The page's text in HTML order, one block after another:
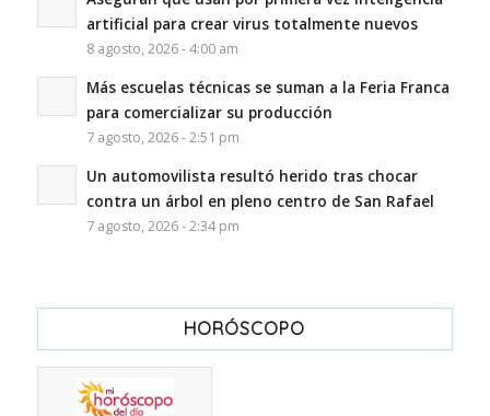
artificial para crear virus totalmente nuevos
8 agosto, 2026 - 4:00 am
Más escuelas técnicas se suman a la Feria Franca
para comercializar su producción
7 agosto, 2026 - 2:51 pm
Un automovilista resultó herido tras chocar
contra un árbol en pleno centro de San Rafael
7 agosto, 2026 - 2:34 pm
HORÓSCOPO